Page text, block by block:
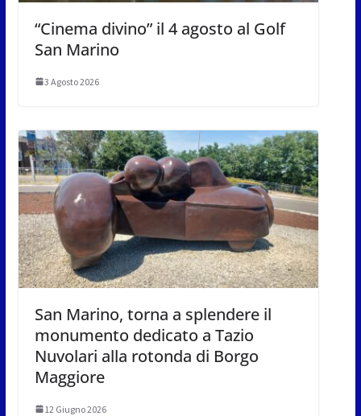
“Cinema divino” il 4 agosto al Golf
San Marino
3 Agosto 2026
San Marino, torna a splendere il
monumento dedicato a Tazio
Nuvolari alla rotonda di Borgo
Maggiore
12 Giugno 2026